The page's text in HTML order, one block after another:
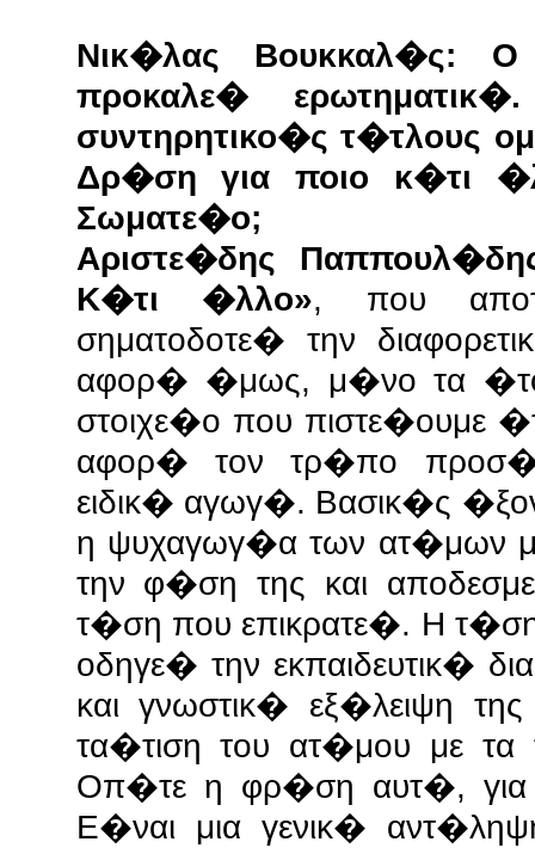
Νικ�λας Βουκκαλ�ς:
προκαλε�
συντηρητικο�ς τ�τλους
Δρ�ση για ποιο κ�τι
Σωματε�ο;
Αριστε�δης
Κ�τι �λλο», που
σηματοδοτε� την
αφορ� �μως, μ�νο τα
στοιχε�ο που πιστε�ουμε
αφορ� τον τρ�πο
ειδικ� αγωγ�. Βασικ�ς
η ψυχαγωγ�α των ατ�μων
την φ�ση της και
τ�ση που επικρατε�. Η
οδηγε� την εκπαιδευτικ�
και γνωστικ� εξ�λειψη
τα�τιση του ατ�μου με
Οπ�τε η φρ�ση αυτ�, για
Ε�ναι μια γενικ�